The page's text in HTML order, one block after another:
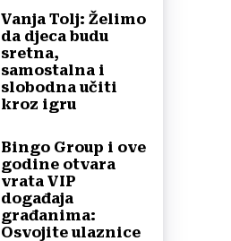
Vanja Tolj: Želimo
da djeca budu
sretna,
samostalna i
slobodna učiti
kroz igru
Bingo Group i ove
godine otvara
vrata VIP
događaja
građanima:
Osvojite ulaznice